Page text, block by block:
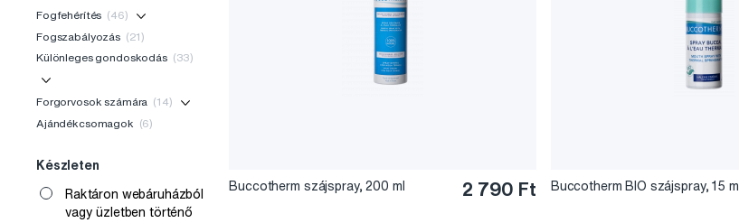
Fogfehérítés (46)
Fogszabályozás (21)
Különleges gondoskodás (33)
Forgorvosok számára (14)
Ajándékcsomagok
(6)
Készleten
Raktáron webáruházból
vagy üzletben történő
Buccotherm szájspray, 200 ml 2 790 Ft Buccotherm BIO szájspray, 15 ml